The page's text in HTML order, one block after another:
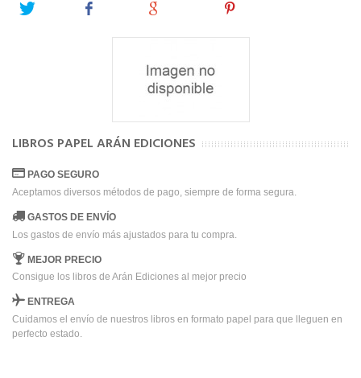
Tweet
LIBROS PAPEL ARÁN EDICIONES
PAGO SEGURO
Aceptamos diversos métodos de pago, siempre de forma segura.
GASTOS DE ENVÍO
Los gastos de envío más ajustados para tu compra.
MEJOR PRECIO
Consigue los libros de Arán Ediciones al mejor precio
ENTREGA
Cuidamos el envío de nuestros libros en formato papel para que lleguen en
perfecto estado.